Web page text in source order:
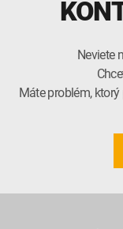
Neviete
Máte problém,